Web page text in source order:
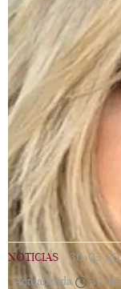
NOTICIAS 30/05/
Actualizada
30/